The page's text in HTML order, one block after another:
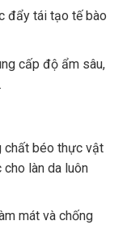
đẩy tái tạo tế bào
cấp độ ẩm sâu,
chất béo thực vật
làn da luôn
mát và chống